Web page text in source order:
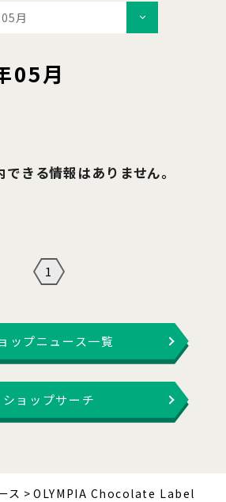
月
05月
きる情報はありません。
1
ップニュース一覧
ショップサーチ
ス OLYMPIA Chocolate Label